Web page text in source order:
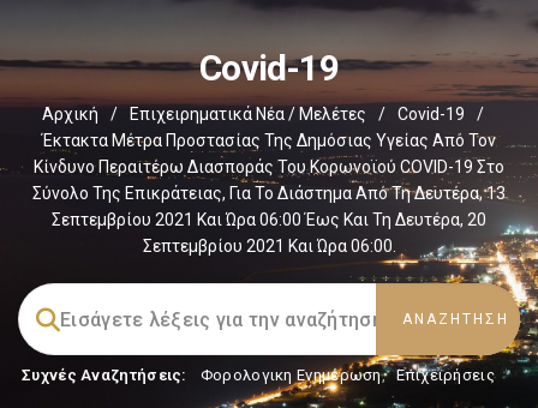
Covid-19
Αρχική / Επιχειρηματικά Νέα / Μελέτες / Covid-19
/
Έκτακτα Μέτρα Προστασίας Της Δημόσιας Υγείας Από Τον
Κίνδυνο Περαιτέρω Διασποράς Του Κορωνοϊού COVID-19 Στο
Σύνολο Της Επικράτειας, Για Το Διάστημα Από Τη Δευτέρα, 13
Σεπτεμβρίου 2021 Και Ώρα 06:00 Έως Και Τη Δευτέρα, 20
Σεπτεμβρίου 2021 Και Ώρα 06:00.
Συχνές Αναζητήσεις: Φορολογικη Ενημέρωση, Επιχειρήσεις